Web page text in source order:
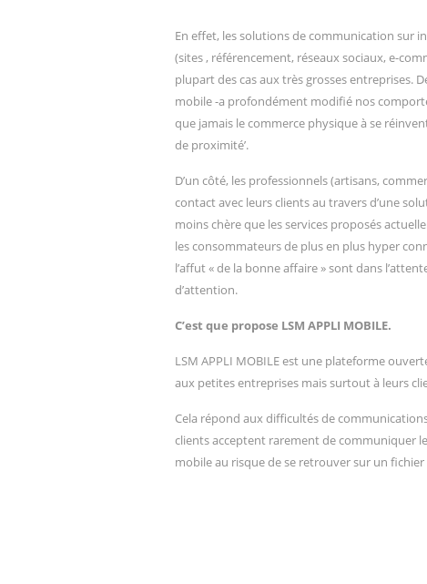
En effet, les solutions de communication sur
(sites , référencement, réseaux sociaux, e-
plupart des cas aux très grosses entreprises.
mobile -a profondément modifié nos
que jamais le commerce physique à se
de proximité’.
D’un côté, les professionnels (artisans,
contact avec leurs clients au travers d’une
moins chère que les services proposés
les consommateurs de plus en plus hyper
l’affut « de la bonne affaire » sont dans
d’attention.
C’est que propose LSM APPLI MOBILE.
LSM APPLI MOBILE est une plateforme
aux petites entreprises mais surtout à leurs
Cela répond aux difficultés de
clients acceptent rarement de communiquer
mobile au risque de se retrouver sur un fichier